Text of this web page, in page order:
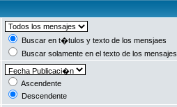
Buscar en t�tulos y texto de los mensjaes
Buscar solamente en el texto de los mensajes
Ascendente
Descendente